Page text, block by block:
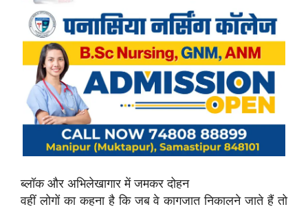
ब्लॉक और अभिलेखागार में जमकर दोहन
वहीं लोगों का कहना है कि जब वे कागजात निकालने जाते हैं तो